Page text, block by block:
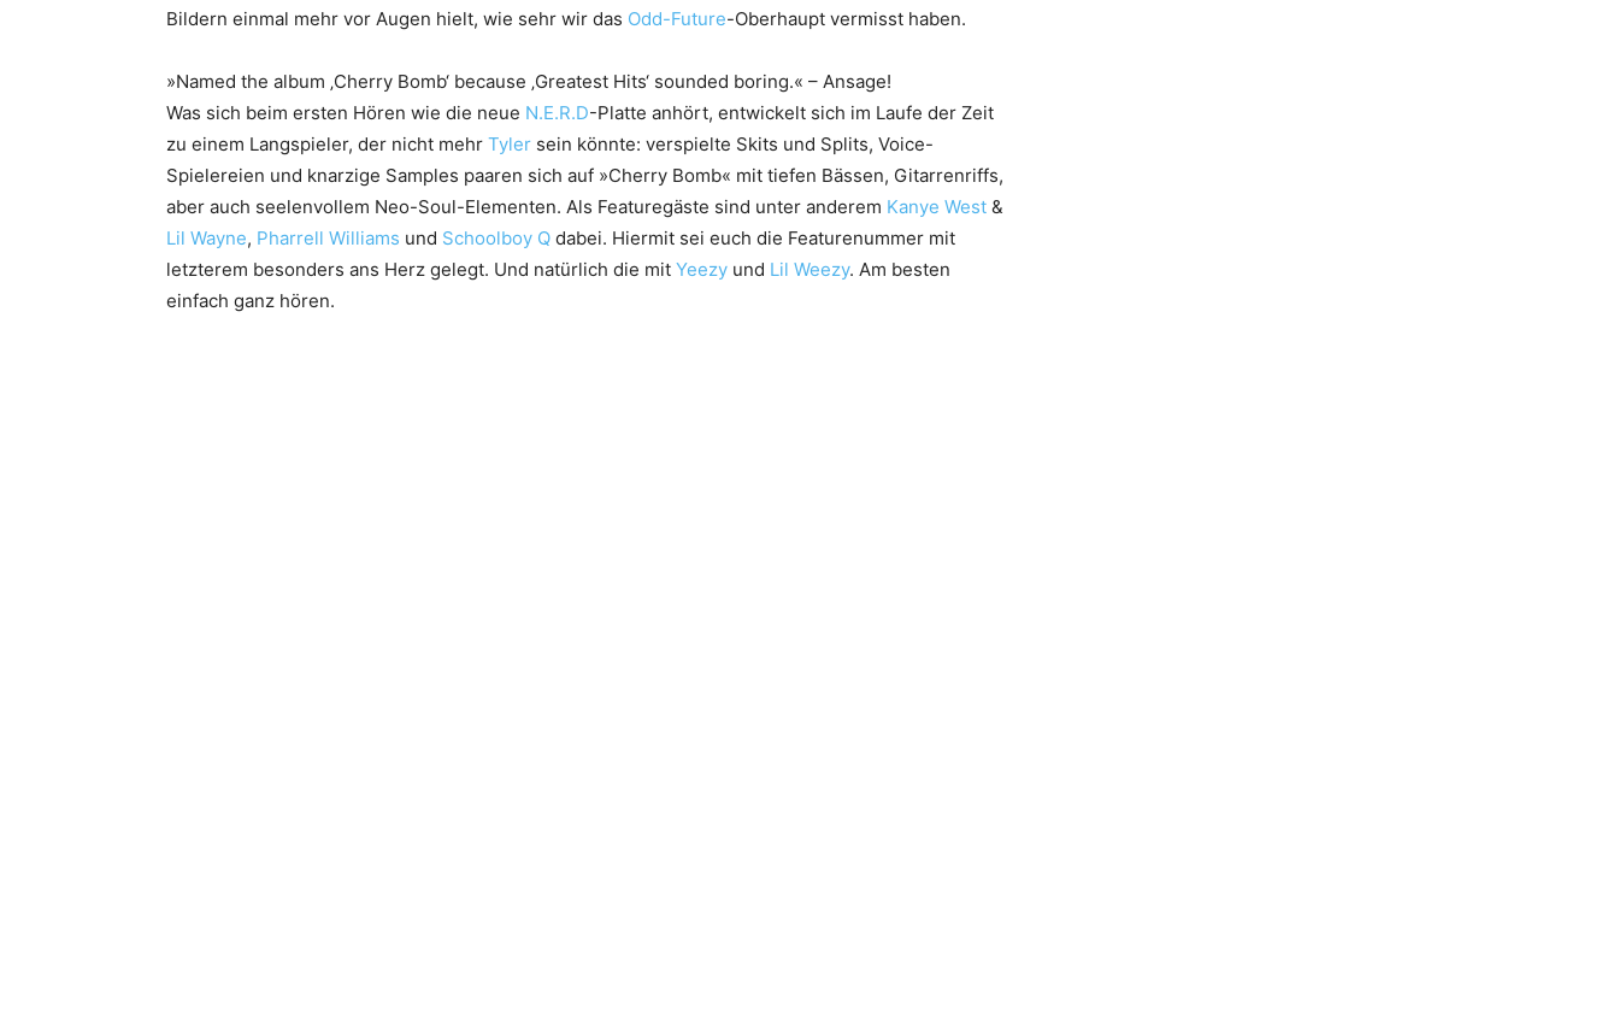
Bildern einmal mehr vor Augen hielt, wie sehr wir das Odd-Future-Oberhaupt vermisst haben.
»Named the album ‚Cherry Bomb‘ because ‚Greatest Hits‘ sounded boring.« – Ansage!
Was sich beim ersten Hören wie die neue N.E.R.D-Platte anhört, entwickelt sich im Laufe der Zeit
zu einem Langspieler, der nicht mehr Tyler sein könnte: verspielte Skits und Splits, Voice-
Spielereien und knarzige Samples paaren sich auf »Cherry Bomb« mit tiefen Bässen, Gitarrenriffs,
aber auch seelenvollem Neo-Soul-Elementen. Als Featuregäste sind unter anderem Kanye West &
Lil Wayne, Pharrell Williams und Schoolboy Q dabei. Hiermit sei euch die Featurenummer mit
letzterem besonders ans Herz gelegt. Und natürlich die mit Yeezy und Lil Weezy. Am besten
einfach ganz hören.